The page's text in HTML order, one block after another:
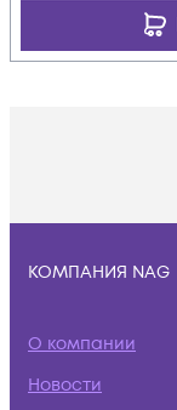
КОМПАНИЯ NAG
О компании
Новости